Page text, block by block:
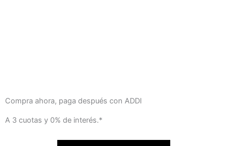
Compra ahora, paga después con ADDI
A 3 cuotas y 0% de interés.*